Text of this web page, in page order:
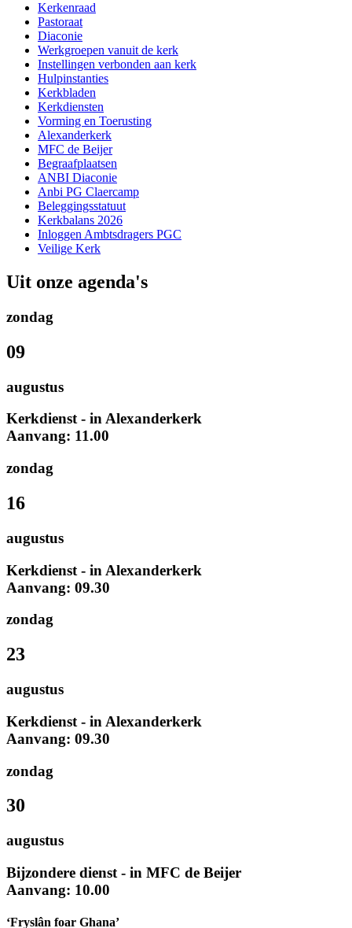
Kerkenraad
Pastoraat
Diaconie
Werkgroepen vanuit de kerk
Instellingen verbonden aan kerk
Hulpinstanties
Kerkbladen
Kerkdiensten
Vorming en Toerusting
Alexanderkerk
MFC de Beijer
Begraafplaatsen
ANBI Diaconie
Anbi PG Claercamp
Beleggingsstatuut
Kerkbalans 2026
Inloggen Ambtsdragers PGC
Veilige Kerk
Uit onze agenda's
zondag
09
augustus
Kerkdienst - in Alexanderkerk
Aanvang: 11.00
zondag
16
augustus
Kerkdienst - in Alexanderkerk
Aanvang: 09.30
zondag
23
augustus
Kerkdienst - in Alexanderkerk
Aanvang: 09.30
zondag
30
augustus
Bijzondere dienst - in MFC de Beijer
Aanvang: 10.00
‘Fryslân foar Ghana’